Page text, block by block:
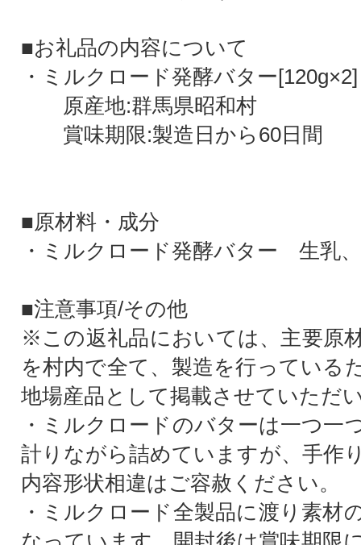
■お礼品の内容について
・ミルクロード発酵バター[120g×2]
原産地:群馬県昭和村
賞味期限:製造日から60日間
■原材料・成分
・ミルクロード発酵バター 生乳
■注意事項/その他
※この返礼品においては、主要原
を村内で全て、製造を行っている
地場産品として掲載させていただ
・ミルクロードのバターは一つ一
計りながら詰めていますが、手作
内容形状相違はご容赦ください。
・ミルクロード全製品に渡り素材